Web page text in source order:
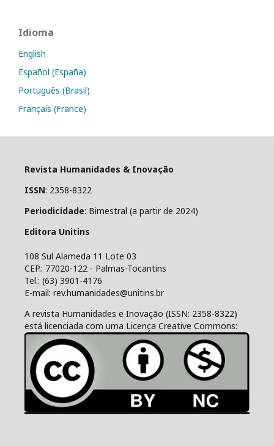
Idioma
English
Español (España)
Português (Brasil)
Français (France)
Revista Humanidades & Inovação
ISSN: 2358-8322
Periodicidade: Bimestral (a partir de 2024)
Editora Unitins
108 Sul Alameda 11 Lote 03
CEP.: 77020-122 - Palmas-Tocantins
Tel.: (63) 3901-4176
E-mail: rev.humanidades@unitins.br
A revista Humanidades e Inovação (ISSN: 2358-8322)
está licenciada com uma Licença Creative Commons: